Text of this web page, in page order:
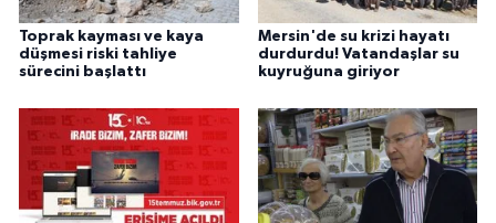
Toprak kayması ve kaya
düşmesi riski tahliye
sürecini başlattı
Mersin'de su krizi hayatı
durdurdu! Vatandaşlar su
kuyruğuna giriyor